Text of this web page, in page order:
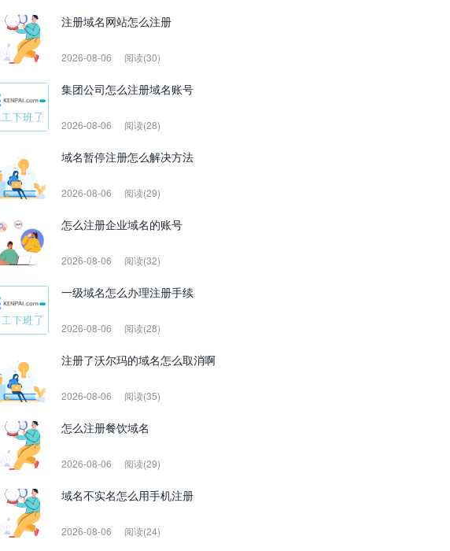
注册域名网站怎么注册
2026-08-06 阅读(30)
集团公司怎么注册域名账号
2026-08-06 阅读(28)
域名暂停注册怎么解决方法
2026-08-06 阅读(29)
怎么注册企业域名的账号
2026-08-06 阅读(32)
一级域名怎么办理注册手续
2026-08-06 阅读(28)
注册了沃尔玛的域名怎么取消啊
2026-08-06 阅读(35)
怎么注册餐饮域名
2026-08-06 阅读(29)
域名不实名怎么用手机注册
2026-08-06 阅读(24)